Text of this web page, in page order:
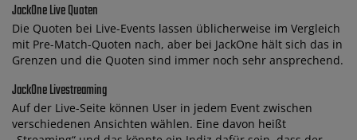
JackOne Live Quoten
Die Quoten bei Live-Events lassen üblicherweise im Vergleich
mit Pre-Match-Quoten nach, aber bei JackOne hält sich das in
Grenzen und die Quoten sind immer noch sehr ansprechend.
JackOne Livestreaming
Auf der Live-Seite können User in jedem Event zwischen
verschiedenen Ansichten wählen. Eine davon heißt